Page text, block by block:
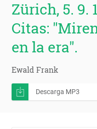
Zürich, 5. 9.
Citas:
en la era".
Ewald Frank
Descarga MP3